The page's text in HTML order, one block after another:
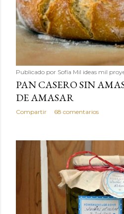
Publicado por Sofía Mil ideas mil
PAN CASERO SIN
DE AMASAR
Compartir 68 comentarios